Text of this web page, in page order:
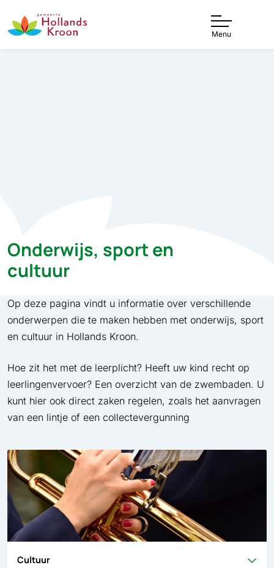
Menu
Onderwijs, sport en
cultuur
Op deze pagina vindt u informatie over verschillende
onderwerpen die te maken hebben met onderwijs, sport
en cultuur in Hollands Kroon.
Hoe zit het met de leerplicht? Heeft uw kind recht op
leerlingenvervoer? Een overzicht van de zwembaden. U
kunt hier ook direct zaken regelen, zoals het aanvragen
van een lintje of een collectevergunning
Cultuur